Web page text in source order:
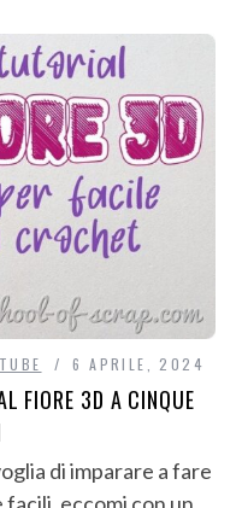
6 APRILE, 2024
FIORE 3D A CINQUE
di imparare a fare
eccomi con un